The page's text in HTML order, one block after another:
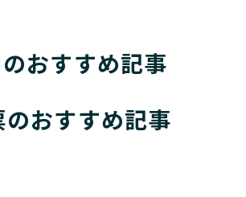
おすすめ記事
のおすすめ記事